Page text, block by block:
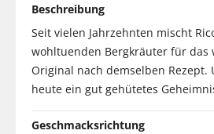
Beschreibung
Seit vielen Jahrzehnten mischt
wohltuenden Bergkräuter für das
Original nach demselben Rezept.
heute ein gut gehütetes
Geschmacksrichtung